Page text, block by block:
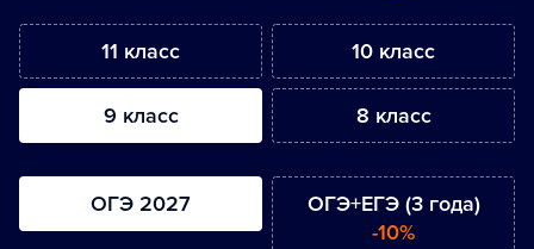
11 класс 10 класс
9 класс 8 класс
ОГЭ 2027
ОГЭ+ЕГЭ (3 года)
-10%